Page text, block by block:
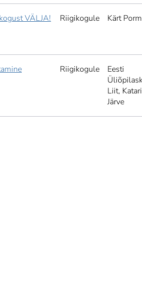
VÄLJA! Riigikogule Kärt
Riigikogule
Eesti
Liit,
Järve